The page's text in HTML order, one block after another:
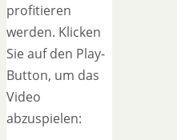
profitieren
werden. Klicken
Sie auf den Play-
Button, um das
Video
abzuspielen: